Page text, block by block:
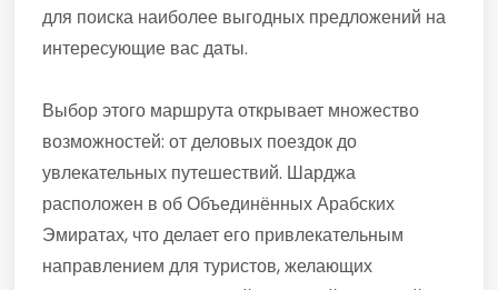
для поиска наиболее выгодных предложений на
интересующие вас даты.
Выбор этого маршрута открывает множество
возможностей: от деловых поездок до
увлекательных путешествий. Шарджа
расположен в об Объединённых Арабских
Эмиратах, что делает его привлекательным
направлением для туристов, желающих